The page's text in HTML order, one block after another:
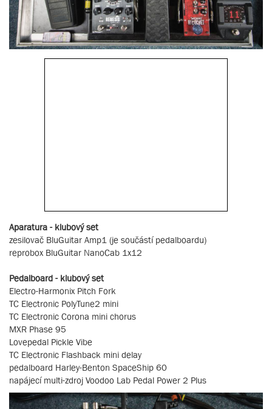
Aparatura - klubový set
zesilovač BluGuitar Amp1 (je součástí pedalboardu)
reprobox BluGuitar NanoCab 1x12
Pedalboard - klubový set
Electro-Harmonix Pitch Fork
TC Electronic PolyTune2 mini
TC Electronic Corona mini chorus
MXR Phase 95
Lovepedal Pickle Vibe
TC Electronic Flashback mini delay
pedalboard Harley-Benton SpaceShip 60
napájecí multi-zdroj Voodoo Lab Pedal Power 2 Plus